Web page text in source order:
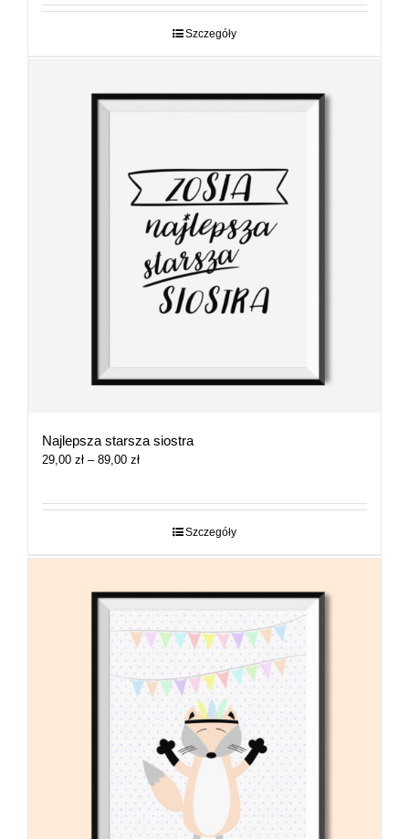
29,00 zł
Szczegóły
Najlepsza starsza siostra
29,00 zł – 89,00 złZakres
29,00 zł
Szczegóły